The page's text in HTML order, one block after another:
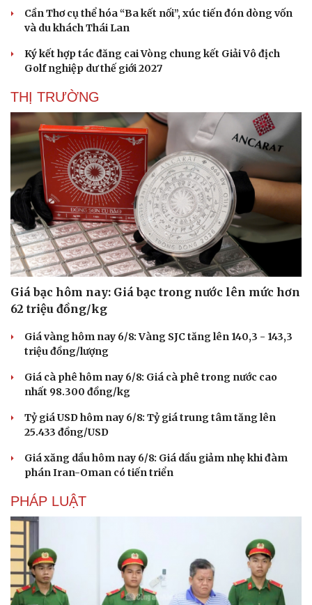
Cây thuốc
Sản phụ khoa
Nam khoa
Làm đẹp - giảm cân
Ăn sạch sống khỏe
Blog
Tình yêu - Gia đình
Cần Thơ cụ thể hóa “Ba kết nối”, xúc tiến đón dòng vốn
và du khách Thái Lan
Ký kết hợp tác đăng cai Vòng chung kết Giải Vô địch
Golf nghiệp dư thế giới 2027
THỊ TRƯỜNG
Giá bạc hôm nay: Giá bạc trong nước lên mức hơn
62 triệu đồng/kg
Giá vàng hôm nay 6/8: Vàng SJC tăng lên 140,3 - 143,3
triệu đồng/lượng
Giá cà phê hôm nay 6/8: Giá cà phê trong nước cao
nhất 98.300 đồng/kg
Tỷ giá USD hôm nay 6/8: Tỷ giá trung tâm tăng lên
25.433 đồng/USD
Giá xăng dầu hôm nay 6/8: Giá dầu giảm nhẹ khi đàm
phán Iran-Oman có tiến triển
PHÁP LUẬT